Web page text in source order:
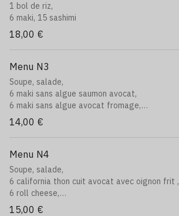
1 bol de riz,
6 maki, 15 sashimi
18,00 €
Menu N3
Soupe, salade,
6 maki sans algue saumon avocat,
6 maki sans algue avocat fromage,
3 sushi saumon
14,00 €
Menu N4
Soupe, salade,
6 california thon cuit avocat avec oignon frit ,
6 roll cheese,
6 california saumon avocat avec oignon frit
15,00 €